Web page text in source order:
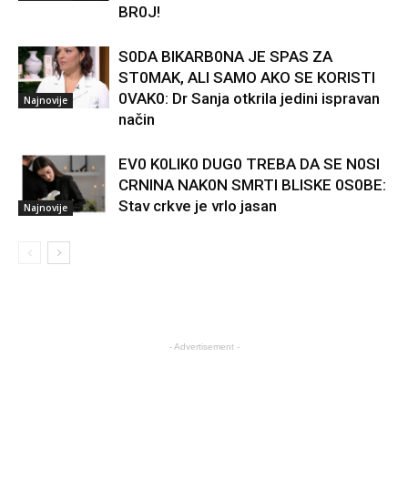
BR0J!
Najnovije
S0DA BIKARB0NA JE SPAS ZA
ST0MAK, ALI SAMO AKO SE KORISTI
0VAK0: Dr Sanja otkrila jedini ispravan
način
Najnovije
EV0 K0LIK0 DUG0 TREBA DA SE N0SI
CRNINA NAK0N SMRTI BLISKE 0S0BE:
Stav crkve je vrlo jasan
- Advertisement -